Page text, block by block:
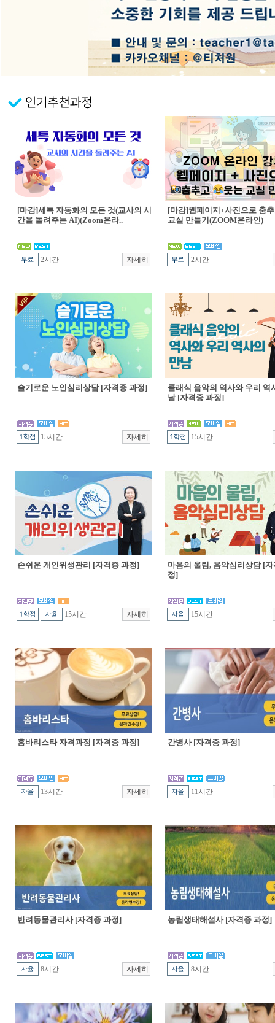
[마감]세특 자동화의 모든 것(교사의 시
간을 돌려주는 AI)(Zoom온라..
2시간
[마감]웹페이지+사진으로 춤
교실 만들기(ZOOM온라인)
2시간
슬기로운 노인심리상담 [자격증 과정]
15시간
클래식 음악의 역사와 우리 역
남 [자격증 과정]
15시간
손쉬운 개인위생관리 [자격증 과정]
15시간
마음의 울림, 음악심리상담 [
정]
15시간
홈바리스타 자격과정 [자격증 과정]
13시간
간병사 [자격증 과정]
11시간
반려동물관리사 [자격증 과정]
8시간
농림생태해설사 [자격증 과정]
8시간